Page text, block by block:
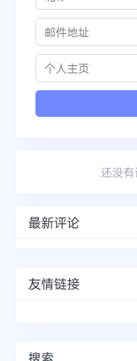
还没
最新评论
友情链接